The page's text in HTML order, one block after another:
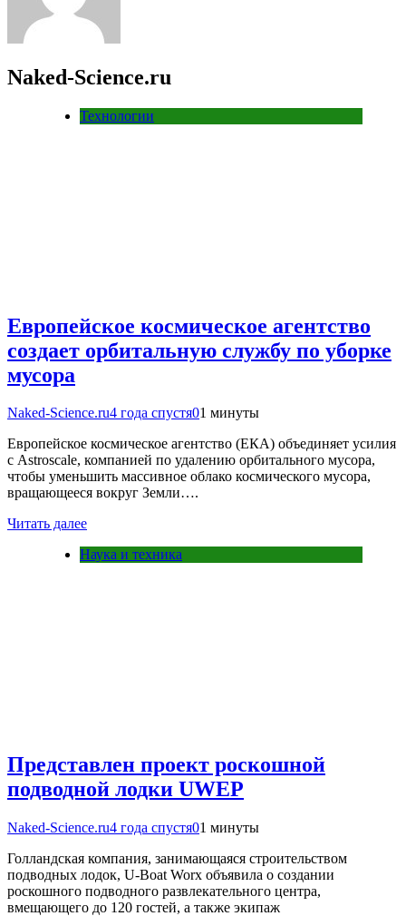
Naked-Science.ru
Технологии
Европейское космическое агентство
создает орбитальную службу по уборке
мусора
Naked-Science.ru4 года спустя01 минуты
Европейское космическое агентство (ЕКА) объединяет усилия
с Astroscale, компанией по удалению орбитального мусора,
чтобы уменьшить массивное облако космического мусора,
вращающееся вокруг Земли….
Читать далее
Наука и техника
Представлен проект роскошной
подводной лодки UWEP
Naked-Science.ru4 года спустя01 минуты
Голландская компания, занимающаяся строительством
подводных лодок, U-Boat Worx объявила о создании
роскошного подводного развлекательного центра,
вмещающего до 120 гостей, а также экипаж